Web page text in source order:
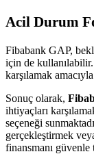
Acil Durum
Fibabank GAP,
için de
karşılamak
Sonuç olarak,
ihtiyaçları
seçeneği
gerçekleştirmek
finansmanı